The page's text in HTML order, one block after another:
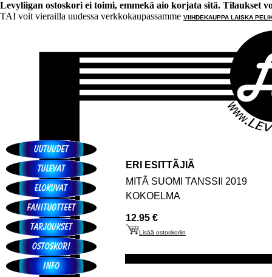
Levyliigan ostoskori ei toimi, emmekä aio korjata sitä. Tilaukset
TAI voit vierailla uudessa verkkokaupassamme VIIHDEKAUPPA LAISKA
ERI ESITTÃJIÃ
MITÃ SUOMI TANSSII 2019
KOKOELMA
12.95 €
Lisää ostoskoriin